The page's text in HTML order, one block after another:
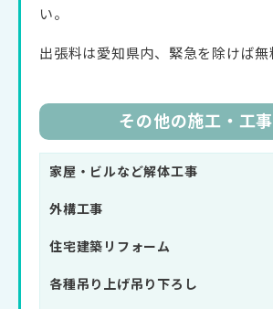
い。
出張料は愛知県内、緊急を除けば無
その他の施工・工
家屋・ビルなど解体工事
外構工事
住宅建築リフォーム
各種吊り上げ吊り下ろし